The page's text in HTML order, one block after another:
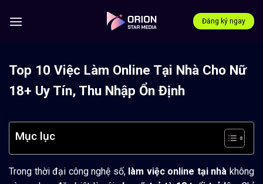
qua
Đăng ký ngay
Top 10 Việc Làm Online Tại Nhà Cho Nữ
18+ Uy Tín, Thu Nhập Ổn Định
Mục lục
Trong thời đại công nghệ số, làm việc online tại nhà không